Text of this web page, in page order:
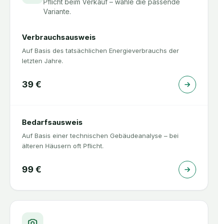
Pflicht beim Verkauf – wähle die passende
Variante.
Verbrauchsausweis
Auf Basis des tatsächlichen Energieverbrauchs der
letzten Jahre.
39 €
Bedarfsausweis
Auf Basis einer technischen Gebäudeanalyse – bei
älteren Häusern oft Pflicht.
99 €